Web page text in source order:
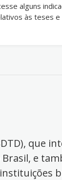
alguns
às teses e
que
e